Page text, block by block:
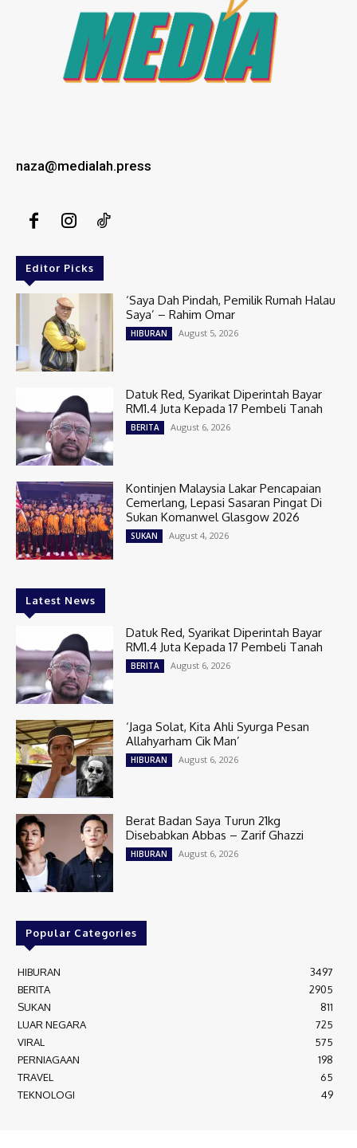
naza@medialah.press
Editor Picks
‘Saya Dah Pindah, Pemilik Rumah Halau
Saya’ – Rahim Omar
HIBURAN August 5, 2026
Datuk Red, Syarikat Diperintah Bayar
RM1.4 Juta Kepada 17 Pembeli Tanah
BERITA August 6, 2026
Kontinjen Malaysia Lakar Pencapaian
Cemerlang, Lepasi Sasaran Pingat Di
Sukan Komanwel Glasgow 2026
SUKAN August 4, 2026
Latest News
Datuk Red, Syarikat Diperintah Bayar
RM1.4 Juta Kepada 17 Pembeli Tanah
BERITA August 6, 2026
‘Jaga Solat, Kita Ahli Syurga Pesan
Allahyarham Cik Man’
HIBURAN August 6, 2026
Berat Badan Saya Turun 21kg
Disebabkan Abbas – Zarif Ghazzi
HIBURAN August 6, 2026
Popular Categories
HIBURAN
3497
BERITA
2905
SUKAN
811
LUAR NEGARA
725
VIRAL
575
PERNIAGAAN
198
TRAVEL
65
TEKNOLOGI
49